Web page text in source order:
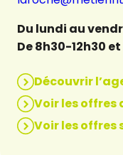
Du lundi au
De 8h30-12h30 et
Découvrir
Voir les offres
Voir les offres